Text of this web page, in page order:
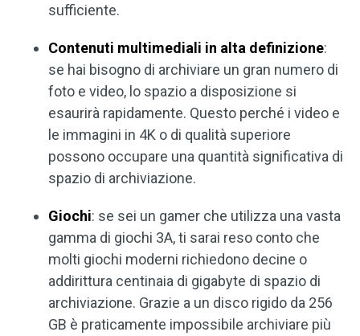
sufficiente.
Contenuti multimediali in alta definizione:
se hai bisogno di archiviare un gran numero di
foto e video, lo spazio a disposizione si
esaurirà rapidamente. Questo perché i video e
le immagini in 4K o di qualità superiore
possono occupare una quantità significativa di
spazio di archiviazione.
Giochi: se sei un gamer che utilizza una vasta
gamma di giochi 3A, ti sarai reso conto che
molti giochi moderni richiedono decine o
addirittura centinaia di gigabyte di spazio di
archiviazione. Grazie a un disco rigido da 256
GB è praticamente impossibile archiviare più